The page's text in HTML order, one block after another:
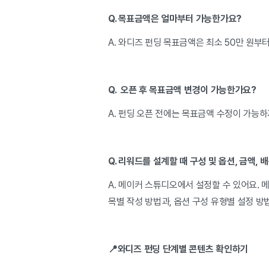
Q. 목표금액은 얼마부터 가능한가요?
A. 와디즈 펀딩 목표금액은 최소 50만 원부
Q. 오픈 후 목표금액 변경이 가능한가요?
A. 펀딩 오픈 전에는 목표금액 수정이 가능
Q. 리워드를 설계할 때 구성 및 옵션, 금액,
A. 메이커 스튜디오에서 설정할 수 있어요.
목별 작성 방법과, 옵션 구성 유형별 설정 방
📍와디즈 펀딩 단계별 콘텐츠 확인하기